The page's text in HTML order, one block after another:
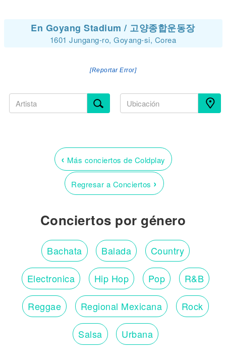
En Goyang Stadium / 고양종합운동장
1601 Jungang-ro, Goyang-si, Corea
[Reportar Error]
‹ Más conciertos de Coldplay
Regresar a Conciertos ›
Conciertos por género
Bachata Balada Country
Electronica Hip Hop Pop R&B
Reggae Regional Mexicana Rock
Salsa Urbana